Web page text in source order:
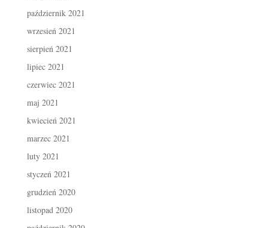
październik 2021
wrzesień 2021
sierpień 2021
lipiec 2021
czerwiec 2021
maj 2021
kwiecień 2021
marzec 2021
luty 2021
styczeń 2021
grudzień 2020
listopad 2020